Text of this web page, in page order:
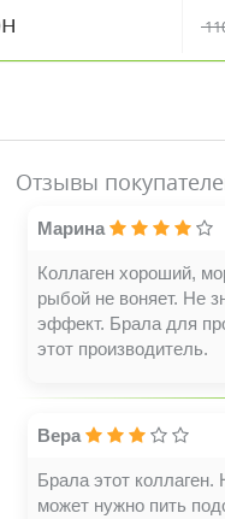
Отзывы
Марина
Коллаген хороший,
рыбой не воняет. Не
эффект. Брала для
этот производитель.
Вера
Брала этот
может нужно пить